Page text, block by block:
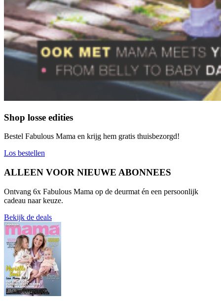
Shop losse edities
Bestel Fabulous Mama en krijg hem gratis thuisbezorgd!
Los bestellen
ALLEEN VOOR NIEUWE ABONNEES​
Ontvang 6x Fabulous Mama op de deurmat én een persoonlijk
cadeau naar keuze.
Bekijk de deals